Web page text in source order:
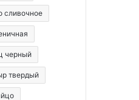
сливочное
черный
твердый